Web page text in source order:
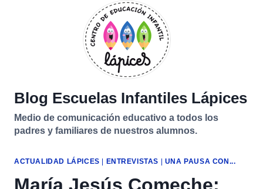
Blog Escuelas Infantiles Lápices
Medio de comunicación educativo a todos los
padres y familiares de nuestros alumnos.
ACTUALIDAD LÁPICES ENTREVISTAS UNA PAUSA CON...